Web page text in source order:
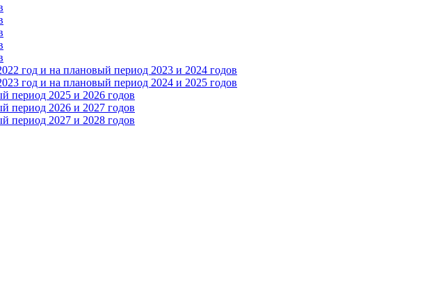
год и на плановый период 2023 и 2024 годов
год и на плановый период 2024 и 2025 годов
2025 и 2026 годов
2026 и 2027 годов
2027 и 2028 годов